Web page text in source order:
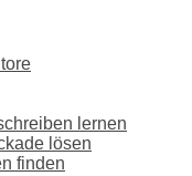
lernen
lösen
finden